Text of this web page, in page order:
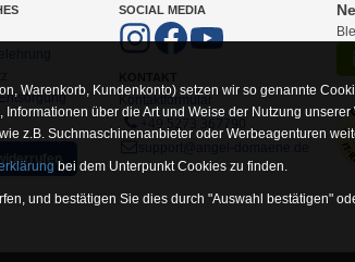
SOCIAL MEDIA
Kontaktformular
Warenkorb, Kundenkonto) setzen wir so genannte
über die Art und Weise der Nutzung
z.B. Suchmaschinenanbieter oder Werbeagenturen
bei dem Unterpunkt Cookies zu finden.
und bestätigen Sie dies durch "Auswahl bestätigen"